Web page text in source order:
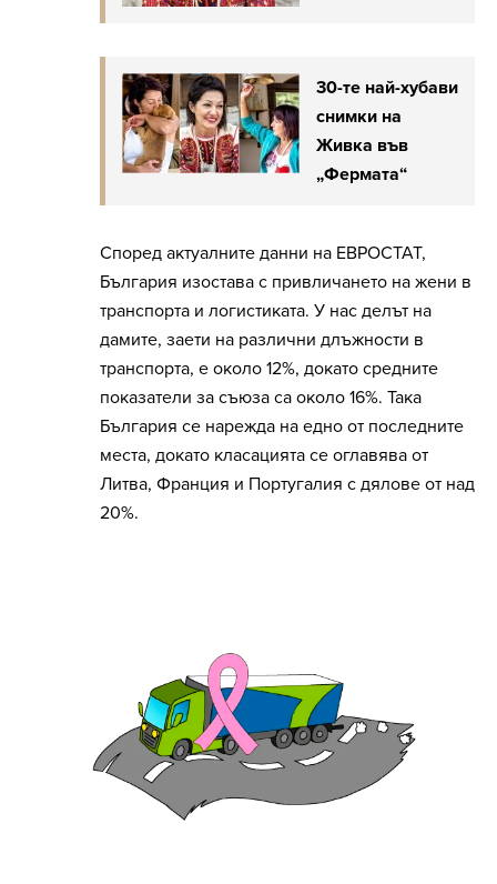
30-те най-хубави
снимки на
Живка във
„Фермата“
Според актуалните данни на ЕВРОСТАТ,
България изостава с привличането на жени в
транспорта и логистиката. У нас делът на
дамите, заети на различни длъжности в
транспорта, е около 12%, докато средните
показатели за съюза са около 16%. Така
България се нарежда на едно от последните
места, докато класацията се оглавява от
Литва, Франция и Португалия с дялове от над
20%.